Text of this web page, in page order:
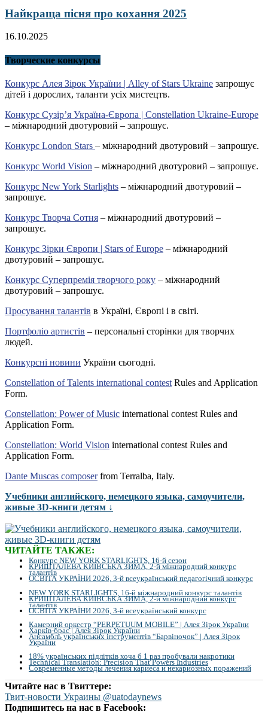
Найкраща пісня про кохання 2025
16.10.2025
Творческие конкурсы
Конкурс Алея Зірок України | Alley of Stars Ukraine запрошує
дітей і дорослих, таланти усіх мистецтв.
Конкурс Сузір’я Україна-Європа | Constellation Ukraine-Europe
– міжнародний двотуровий – запрошує.
Конкурс London Stars – міжнародний двотуровий – запрошує.
Конкурс World Vision – міжнародний двотуровий – запрошує.
Конкурс New York Starlights – міжнародний двотуровий –
запрошує.
Конкурс Творча Сотня – міжнародний двотуровий –
запрошує.
Конкурс Зірки Європи | Stars of Europe – міжнародний
двотуровий – запрошує.
Конкурс Суперпремія творчого року – міжнародний
двотуровий – запрошує.
Просування талантів в Україні, Європі і в світі.
Портфоліо артистів – персональні сторінки для творчих
людей.
Конкурсні новини України сьогодні.
Constellation of Talents international contest Rules and Application
Form.
Constellation: Power of Music international contest Rules and
Application Form.
Constellation: World Vision international contest Rules and
Application Form.
Dante Muscas composerfrom Terralba, Italy.
Учебники английского, немецкого языка, самоучители,
живые 3D-книги детям ↓
ЧИТАЙТЕ ТАКЖЕ:
Конкурс NEW YORK STARLIGHTS, 16-й сезон
КРИШТАЛЕВА КИЇВСЬКА ЗИМА, 2-й міжнародний конкурс
талантів
ОСВІТА УКРАЇНИ 2026, 3-й всеукраїнський педагогічний конкурс
NEW YORK STARLIGHTS, 16-й міжнародний конкурс талантів
КРИШТАЛЕВА КИЇВСЬКА ЗИМА, 2-й міжнародний конкурс
талантів
ОСВІТА УКРАЇНИ 2026, 3-й всеукраїнський конкурс
Камерний оркестр “PERPETUUM MOBILE” | Алея Зірок України
Харків-брас | Алея Зірок України
Ансамбль українських інструментів “Барвіночок” | Алея Зірок
України
18% українських підлітків хоча б 1 раз пробували накротики
Technical Translation: Precision That Powers Industries
Современные методы лечения кариеса и некариозных поражений
Читайте нас в Твиттере:
Твит-новости Украины @uatodaynews
Подпишитесь на нас в Facebook: